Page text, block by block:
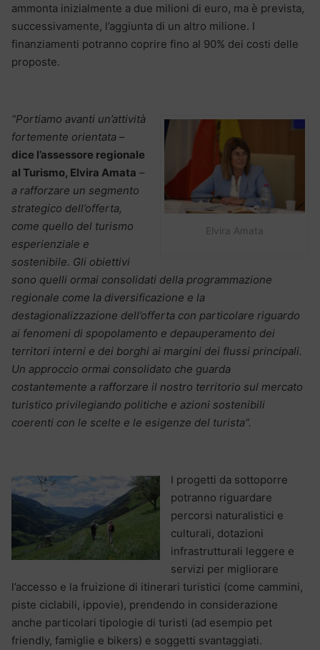
ammonta inizialmente a due milioni di euro, ma è prevista,
successivamente, l’aggiunta di un altro milione. I
finanziamenti potranno coprire fino al 90% dei costi delle
proposte.
Elvira Amata
“Portiamo avanti un’attività
fortemente orientata –
dice l’assessore regionale
al Turismo, Elvira Amata –
a rafforzare un segmento
strategico dell’offerta,
come quello del turismo
esperienziale e
sostenibile. Gli obiettivi
sono quelli ormai consolidati della programmazione
regionale come la diversificazione e la
destagionalizzazione dell’offerta con particolare riguardo
ai fenomeni di spopolamento e depauperamento dei
territori interni e dei borghi ai margini dei flussi principali.
Un approccio ormai consolidato che guarda
costantemente a rafforzare il nostro territorio sul mercato
turistico privilegiando politiche e azioni sostenibili
coerenti con le scelte e le esigenze del turista”.
I progetti da sottoporre
potranno riguardare
percorsi naturalistici e
culturali, dotazioni
infrastrutturali leggere e
servizi per migliorare
l’accesso e la fruizione di itinerari turistici (come cammini,
piste ciclabili, ippovie), prendendo in considerazione
anche particolari tipologie di turisti (ad esempio pet
friendly, famiglie e bikers) e soggetti svantaggiati.